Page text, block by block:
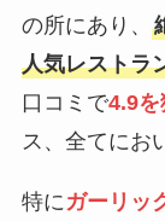
の所にあり、
人気レストラ
口コミで4.9を
ス、全てにお
特に ガーリッ